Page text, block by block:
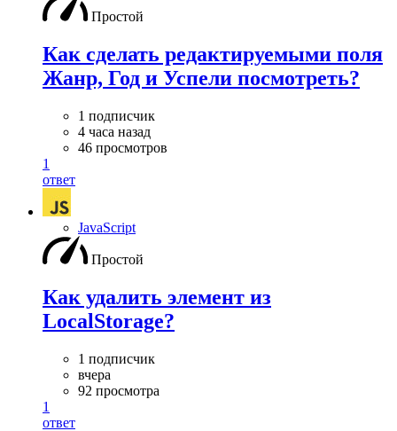
Простой
Как сделать редактируемыми поля
Жанр, Год и Успели посмотреть?
1 подписчик
4 часа назад
46 просмотров
1
ответ
JavaScript
Простой
Как удалить элемент из
LocalStorage?
1 подписчик
вчера
92 просмотра
1
ответ